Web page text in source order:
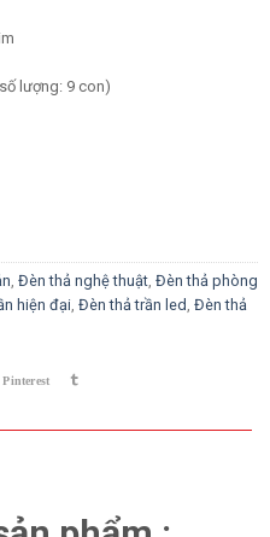
lượng: 9 con)
, Đèn thả nghệ thuật, Đèn thả phòng
hiện đại, Đèn thả trần led, Đèn thả